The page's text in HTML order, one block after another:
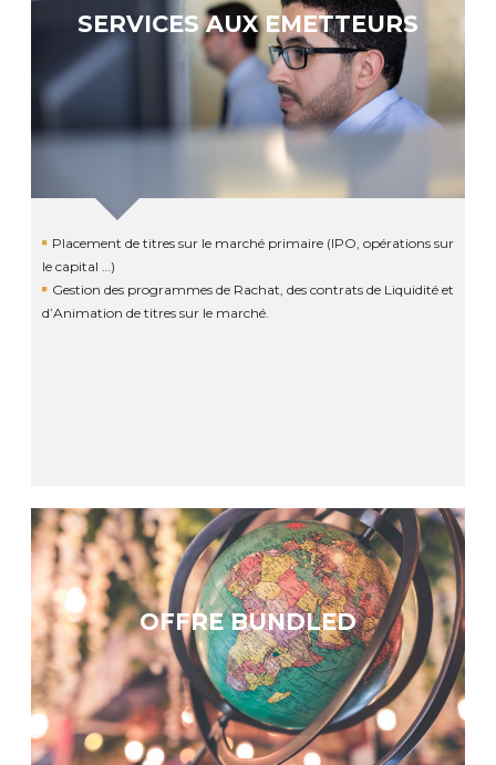
SERVICES AUX EMETTEURS
Placement de titres sur le marché primaire (IPO, opérations sur
le capital …)
Gestion des programmes de Rachat, des contrats de Liquidité et
d’Animation de titres sur le marché.
OFFRE BUNDLED